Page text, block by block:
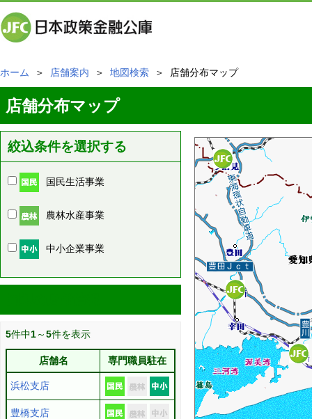
ホーム ＞ 店舗案内 ＞ 地図検索 ＞ 店舗分布マップ
店舗分布マップ
絞込条件を選択する
国民生活事業
農林水産事業
中小企業事業
5件中1～5件を表示
店舗名 専門職員駐在
浜松支店
豊橋支店